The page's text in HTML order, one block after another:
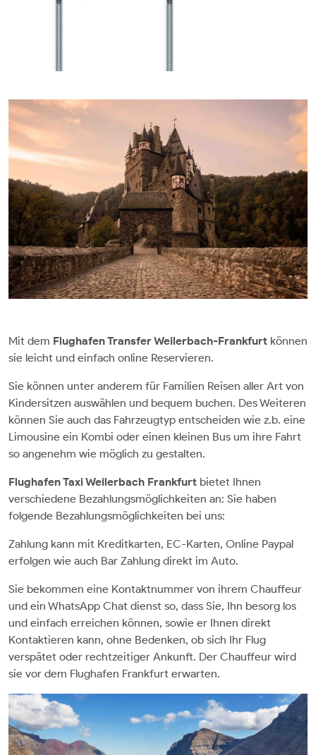
Mit dem Flughafen Transfer Weilerbach-Frankfurt können
sie leicht und einfach online Reservieren.
Sie können unter anderem für Familien Reisen aller Art von
Kindersitzen auswählen und bequem buchen. Des Weiteren
können Sie auch das Fahrzeugtyp entscheiden wie z.b. eine
Limousine ein Kombi oder einen kleinen Bus um ihre Fahrt
so angenehm wie möglich zu gestalten.
Flughafen Taxi Weilerbach Frankfurt bietet Ihnen
verschiedene Bezahlungsmöglichkeiten an: Sie haben
folgende Bezahlungsmöglichkeiten bei uns:
Zahlung kann mit Kreditkarten, EC-Karten, Online Paypal
erfolgen wie auch Bar Zahlung direkt im Auto.
Sie bekommen eine Kontaktnummer von ihrem Chauffeur
und ein WhatsApp Chat dienst so, dass Sie, Ihn besorg los
und einfach erreichen können, sowie er Ihnen direkt
Kontaktieren kann, ohne Bedenken, ob sich Ihr Flug
verspätet oder rechtzeitiger Ankunft. Der Chauffeur wird
sie vor dem Flughafen Frankfurt erwarten.